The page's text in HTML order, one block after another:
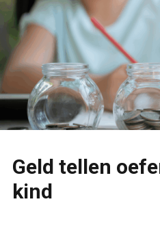
Geld tellen
kind